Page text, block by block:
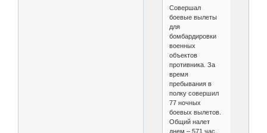
Совершал
боевые вылеты
для
бомбардировки
военных
объектов
противника. За
время
пребывания в
полку совершил
77 ночных
боевых вылетов.
Общий налет
днем – 571 час,